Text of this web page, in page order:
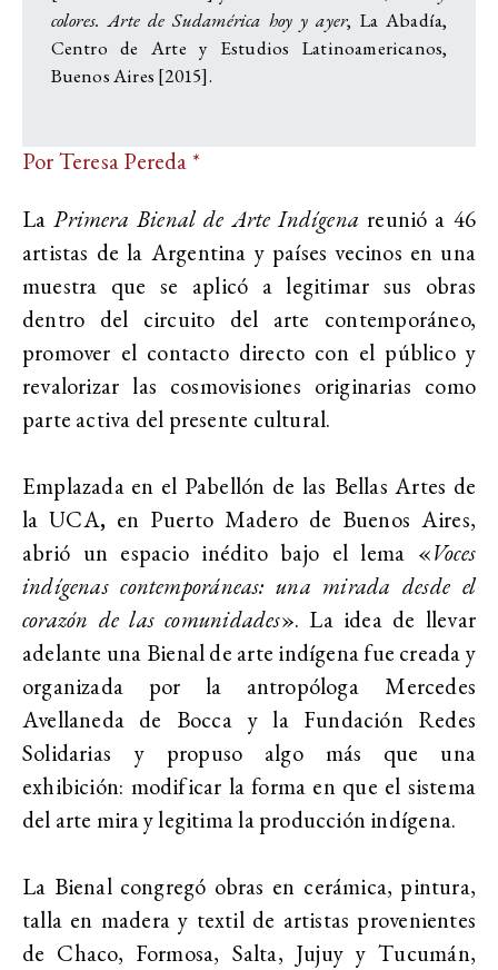
colores. Arte de Sudamérica hoy y ayer, La Abadía,
Centro de Arte y Estudios Latinoamericanos,
Buenos Aires [2015].
Por Teresa Pereda *
LaPrimera Bienal de Arte Indígena reunió a 46
artistas de la Argentina y países vecinos en una
muestra que se aplicó a legitimar sus obras
dentro del circuito del arte contemporáneo,
promover el contacto directo con el público y
revalorizar las cosmovisiones originarias como
parte activa del presente cultural.
Emplazada en el Pabellón de las Bellas Artes de
la UCA, en Puerto Madero de Buenos Aires,
abrió un espacio inédito bajo el lema «Voces
indígenas contemporáneas: una mirada desde el
corazón de las comunidades». La idea de llevar
adelante una Bienal de arte indígena fue creada y
organizada por la antropóloga
Mercedes
Avellaneda de Bocca y la Fundación Redes
Solidarias
y propuso algo más que una
exhibición: modificar la forma en que el sistema
del arte mira y legitima la producción indígena.
La Bienal congregó obras en cerámica, pintura,
talla en madera y textil de artistas provenientes
de Chaco, Formosa, Salta, Jujuy y Tucumán,